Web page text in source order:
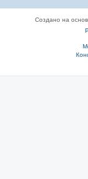
Создано на